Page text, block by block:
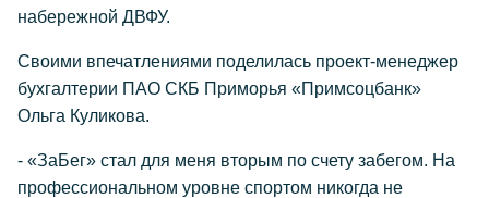
набережной ДВФУ.
Своими впечатлениями поделилась проект-менеджер
бухгалтерии ПАО СКБ Приморья «Примсоцбанк»
Ольга Куликова.
- «ЗаБег» стал для меня вторым по счету забегом. На
профессиональном уровне спортом никогда не